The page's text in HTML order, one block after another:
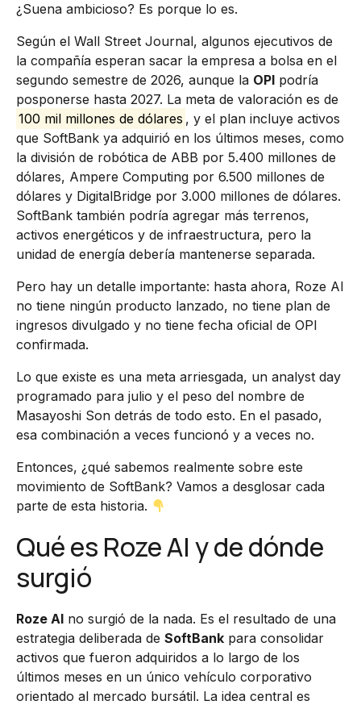
¿Suena ambicioso? Es porque lo es.
Según el Wall Street Journal, algunos ejecutivos de
la compañía esperan sacar la empresa a bolsa en el
segundo semestre de 2026, aunque la OPI podría
posponerse hasta 2027. La meta de valoración es de
100 mil millones de dólares , y el plan incluye activos
que SoftBank ya adquirió en los últimos meses, como
la división de robótica de ABB por 5.400 millones de
dólares, Ampere Computing por 6.500 millones de
dólares y DigitalBridge por 3.000 millones de dólares.
SoftBank también podría agregar más terrenos,
activos energéticos y de infraestructura, pero la
unidad de energía debería mantenerse separada.
Pero hay un detalle importante: hasta ahora, Roze AI
no tiene ningún producto lanzado, no tiene plan de
ingresos divulgado y no tiene fecha oficial de OPI
confirmada.
Lo que existe es una meta arriesgada, un analyst day
programado para julio y el peso del nombre de
Masayoshi Son detrás de todo esto. En el pasado,
esa combinación a veces funcionó y a veces no.
Entonces, ¿qué sabemos realmente sobre este
movimiento de SoftBank? Vamos a desglosar cada
parte de esta historia.
Qué es Roze AI y de dónde
surgió
Roze AI no surgió de la nada. Es el resultado de una
estrategia deliberada de SoftBank para consolidar
activos que fueron adquiridos a lo largo de los
últimos meses en un único vehículo corporativo
orientado al mercado bursátil. La idea central es